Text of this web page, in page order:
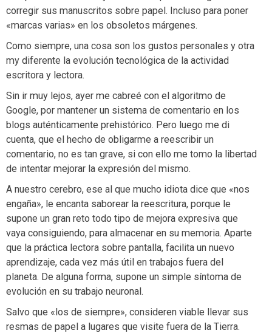
corregir sus manuscritos sobre papel. Incluso para poner
«marcas varias» en los obsoletos márgenes.
Como siempre, una cosa son los gustos personales y otra
my diferente la evolución tecnológica de la actividad
escritora y lectora.
Sin ir muy lejos, ayer me cabreé con el algoritmo de
Google, por mantener un sistema de comentario en los
blogs auténticamente prehistórico. Pero luego me di
cuenta, que el hecho de obligarme a reescribir un
comentario, no es tan grave, si con ello me tomo la libertad
de intentar mejorar la expresión del mismo.
A nuestro cerebro, ese al que mucho idiota dice que «nos
engaña», le encanta saborear la reescritura, porque le
supone un gran reto todo tipo de mejora expresiva que
vaya consiguiendo, para almacenar en su memoria. Aparte
que la práctica lectora sobre pantalla, facilita un nuevo
aprendizaje, cada vez más útil en trabajos fuera del
planeta. De alguna forma, supone un simple síntoma de
evolución en su trabajo neuronal.
Salvo que «los de siempre», consideren viable llevar sus
resmas de papel a lugares que visite fuera de la Tierra.